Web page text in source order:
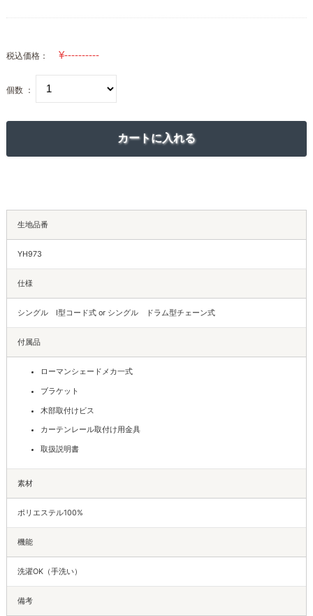
税込価格：
個数 ：
生地品番
YH973
仕様
シングル I型コード式 or シングル ドラム型チェーン式
付属品
ローマンシェードメカ一式
ブラケット
木部取付けビス
カーテンレール取付け用金具
取扱説明書
素材
ポリエステル100%
機能
洗濯OK（手洗い）
備考